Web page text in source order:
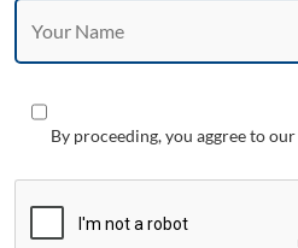
By proceeding, you aggree to our